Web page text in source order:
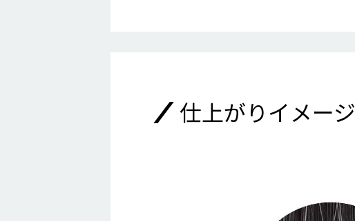
仕上がりイメージ